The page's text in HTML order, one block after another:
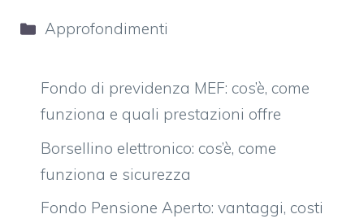
Categorie
Approfondimenti
Fondo di previdenza MEF: cos’è, come
funziona e quali prestazioni offre
Borsellino elettronico: cos’è, come
funziona e sicurezza
Fondo Pensione Aperto: vantaggi, costi